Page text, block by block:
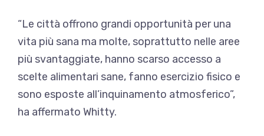
“Le città offrono grandi opportunità per una
vita più sana ma molte, soprattutto nelle aree
più svantaggiate, hanno scarso accesso a
scelte alimentari sane, fanno esercizio fisico e
sono esposte all’inquinamento atmosferico”,
ha affermato Whitty.